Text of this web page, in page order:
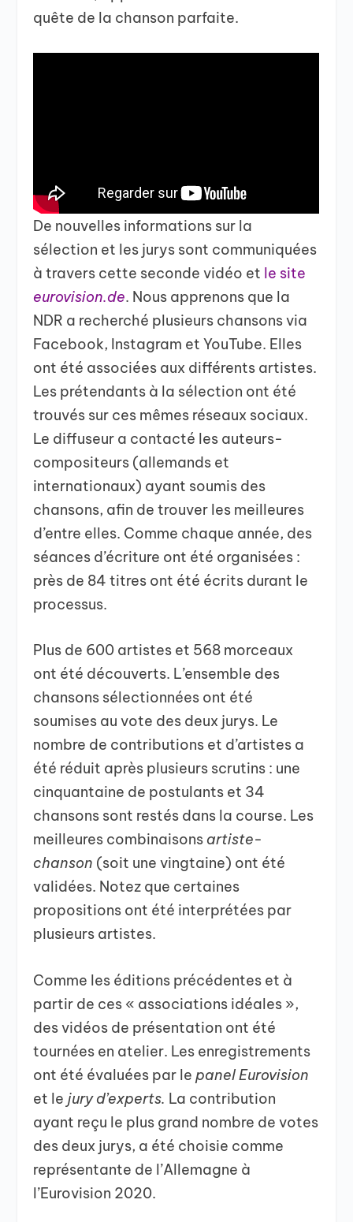
quête de la chanson parfaite.
De nouvelles informations sur la
sélection et les jurys sont communiquées
à travers cette seconde vidéo et le site
eurovision.de. Nous apprenons que la
NDR a recherché plusieurs chansons via
Facebook, Instagram et YouTube. Elles
ont été associées aux différents artistes.
Les prétendants à la sélection ont été
trouvés sur ces mêmes réseaux sociaux.
Le diffuseur a contacté les auteurs-
compositeurs (allemands et
internationaux) ayant soumis des
chansons, afin de trouver les meilleures
d’entre elles. Comme chaque année, des
séances d’écriture ont été organisées :
près de 84 titres ont été écrits durant le
processus.
Plus de 600 artistes et 568 morceaux
ont été découverts. L’ensemble des
chansons sélectionnées ont été
soumises au vote des deux jurys. Le
nombre de contributions et d’artistes a
été réduit après plusieurs scrutins : une
cinquantaine de postulants et 34
chansons sont restés dans la course. Les
meilleures combinaisons artiste-
chanson (soit une vingtaine) ont été
validées. Notez que certaines
propositions ont été interprétées par
plusieurs artistes.
Comme les éditions précédentes et à
partir de ces « associations idéales »,
des vidéos de présentation ont été
tournées en atelier. Les enregistrements
ont été évaluées par lepanel Eurovision
et le jury d’experts. La contribution
ayant reçu le plus grand nombre de votes
des deux jurys, a été choisie comme
représentante de l’Allemagne à
l’Eurovision 2020.